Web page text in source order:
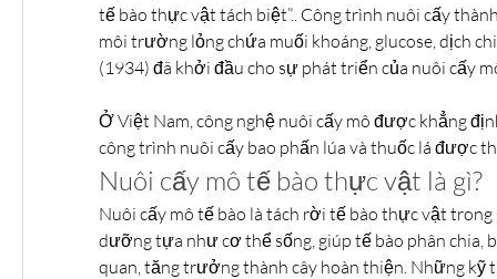
tế bào thực vật tách biệt”.. Công trình nuôi cấy
môi trường lỏng chứa muối khoáng, glucose, dịch
(1934) đã khởi đầu cho sự phát triển của nuôi cấy
Ở Việt Nam, công nghệ nuôi cấy mô được khẳng
công trình nuôi cấy bao phấn lúa và thuốc lá được
Nuôi cấy mô tế bào thực vật là gì?
Nuôi cấy mô tế bào là tách rời tế bào thực vật
dưỡng tựa như cơ thể sống, giúp tế bào phân chia,
quan, tăng trưởng thành cây hoàn thiện. Những kỹ